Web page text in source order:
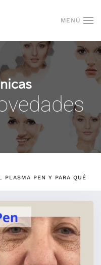
MENÚ
PLASMA PEN Y PARA QUÉ